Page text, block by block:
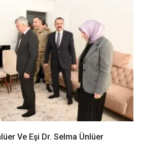
Ve Eşi Dr. Selma Ünlüer